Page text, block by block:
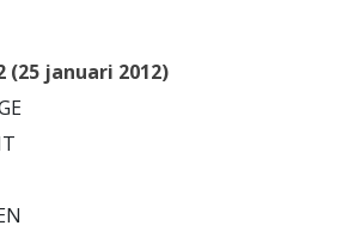
(25 januari 2012)